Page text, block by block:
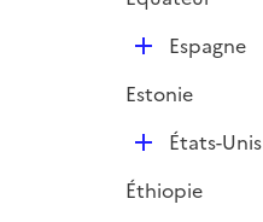
D
p
e
Espagne
Estonie
D
p
États-Unis
Éthiopie